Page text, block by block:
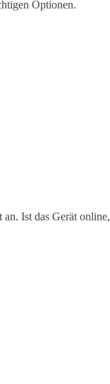
Optionen.
Ist das Gerät online,